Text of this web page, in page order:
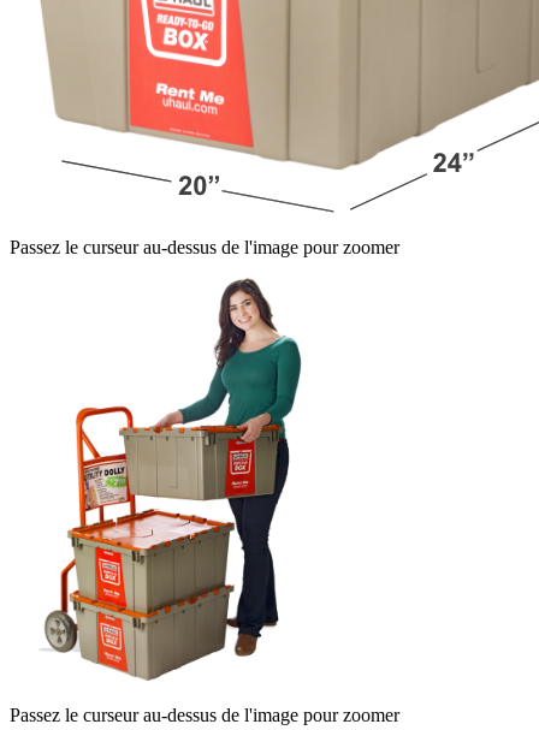
Passez le curseur au-dessus de l'image pour zoomer
Passez le curseur au-dessus de l'image pour zoomer